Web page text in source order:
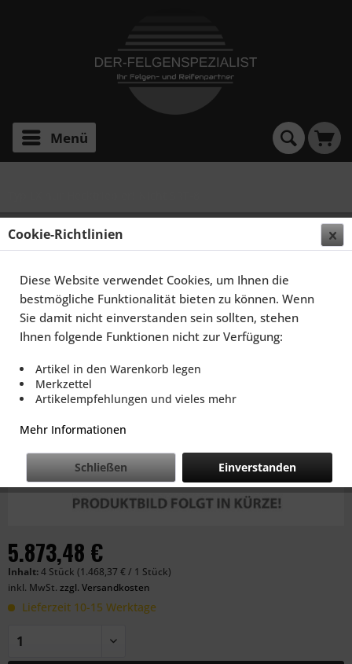
Menü
SCHMIDT FELGEN 21 ZOLL CC-LINE FÜR CHRYSLER
300C ALLRAD, DURCHROM
5.873,48 €
Inhalt:4 Stück (1.468,37 € / 1 Stück)
inkl. MwSt. zzgl. Versandkosten
Lieferzeit 10-15 Werktage
Cookie-Richtlinien
Diese Website verwendet Cookies, um Ihnen die
bestmögliche Funktionalität bieten zu können. Wenn
Sie damit nicht einverstanden sein sollten, stehen
Ihnen folgende Funktionen nicht zur Verfügung:
Artikel in den Warenkorb legen
Merkzettel
Artikelempfehlungen und vieles mehr
Mehr Informationen
Einverstanden
Schließen